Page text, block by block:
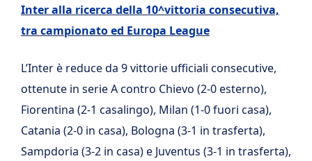
Inter alla ricerca della 10^vittoria consecutiva,
tra campionato ed Europa League
L’Inter è reduce da 9 vittorie ufficiali consecutive,
ottenute in serie A contro Chievo (2-0 esterno),
Fiorentina (2-1 casalingo), Milan (1-0 fuori casa),
Catania (2-0 in casa), Bologna (3-1 in trasferta),
Sampdoria (3-2 in casa) e Juventus (3-1 in trasferta),